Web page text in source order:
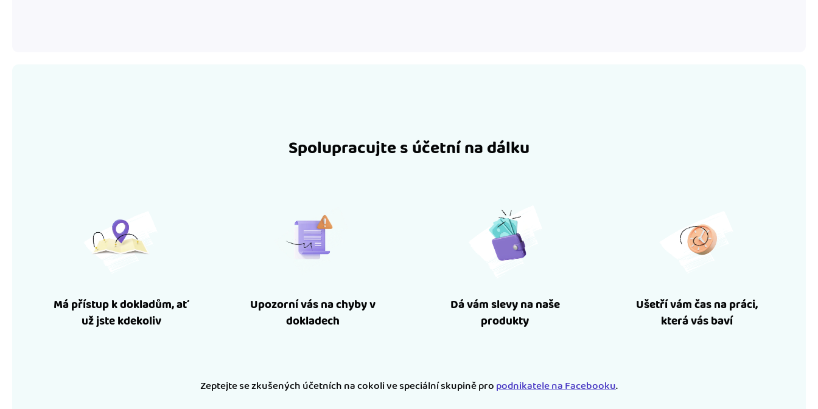
Spolupracujte s účetní na dálku
Má přístup k dokladům, ať
už jste kdekoliv
Upozorní vás na chyby v
dokladech
Dá vám slevy na naše
produkty
Ušetří vám čas na práci,
která vás baví
Zeptejte se zkušených účetních na cokoli ve speciální skupině propodnikatele na Facebooku.